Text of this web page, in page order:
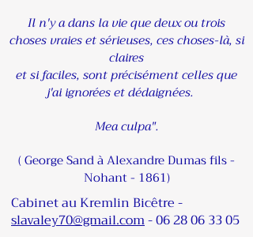
Il n'y a dans la vie que deux ou trois
choses vraies et sérieuses, ces choses-là, si
claires
et si faciles, sont précisément celles que
j'ai ignorées et dédaignées.
Mea culpa".
( George Sand à Alexandre Dumas fils -
Nohant - 1861)
Cabinet au Kremlin Bicêtre -
slavaley70@gmail.com-06 28 06 33 05